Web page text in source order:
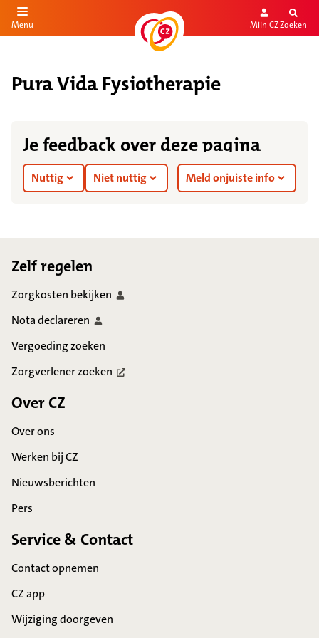
de inhoud
Menu Mijn CZZoeken
Pura Vida Fysiotherapie
Je feedback over deze pagina
Nuttig Niet nuttig Meld onjuiste info
Zelf regelen
Zorgkosten bekijken
Notadeclareren
Vergoeding zoeken
Zorgverlenerzoeken
Over CZ
Over ons
Werken bij CZ
Nieuwsberichten
Pers
Service & Contact
Contact opnemen
CZ app
Wijziging doorgeven